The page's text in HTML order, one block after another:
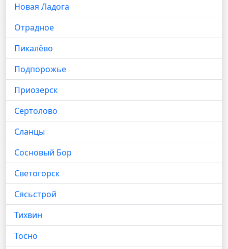
Новая Ладога
Отрадное
Пикалёво
Подпорожье
Приозерск
Сертолово
Сланцы
Сосновый Бор
Светогорск
Сясьстрой
Тихвин
Тосно